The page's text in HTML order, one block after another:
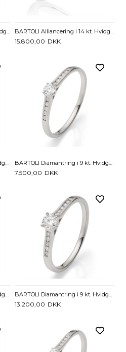
15.800,00 DKK
BARTOLI Diamantring i 9 kt. Hvidguld med Diamanter - 0,10 ct BARTOLI Diamantring i 9 kt. Hvidguld med Diamanter - 0,17 ct.
7.500,00 DKK
BARTOLI Diamantring i 9 kt. Hvidguld med Diamanter - 0,24 ct. BARTOLI Diamantring i 9 kt. Hvidguld med Diamanter - 0,29 ct
13.200,00 DKK